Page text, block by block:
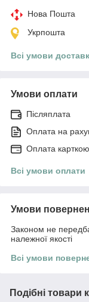
Нова Пошта
Укрпошта
Всі умови
Умови оплати
Післяплата
Оплата на
Оплата
Всі умови оплати
Умови
Законом не
належної якості
Всі умови
Подібні товари